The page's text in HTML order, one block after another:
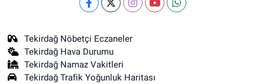
Tekirdağ Nöbetçi Eczaneler
Tekirdağ Hava Durumu
Tekirdağ Namaz Vakitleri
Tekirdağ Trafik Yoğunluk Haritası